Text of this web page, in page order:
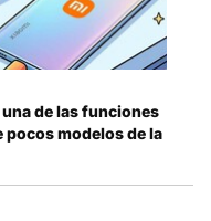
de las funciones
pocos modelos de la